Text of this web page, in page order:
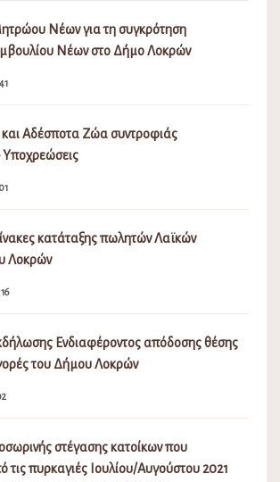
Νέων για τη συγκρότηση
Νέων στο Δήμο Λοκρών
Αδέσποτα Ζώα συντροφιάς
κατάταξης πωλητών Λαϊκών
Λοκρών
Ενδιαφέροντος απόδοσης θέσης
του Δήμου Λοκρών
στέγασης κατοίκων που
τις πυρκαγιές Ιουλίου/Αυγούστου 2021